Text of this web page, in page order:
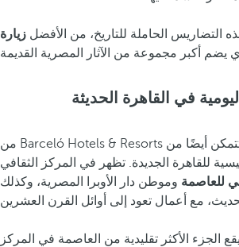
التضاريس الحاملة للتاريخ، من الأفضل زيارة
في القاهرة الحديثة
من Barceló Hotels & Resorts في القاهرة، ستتمكن أيضًا من
للقاهرة الجديدة. تظهر في المركز الثقافي
للعاصمة وموطن دار الأوبرا المصرية، وكذلك
الجزء الأكثر تقليدية من العاصمة في المركز